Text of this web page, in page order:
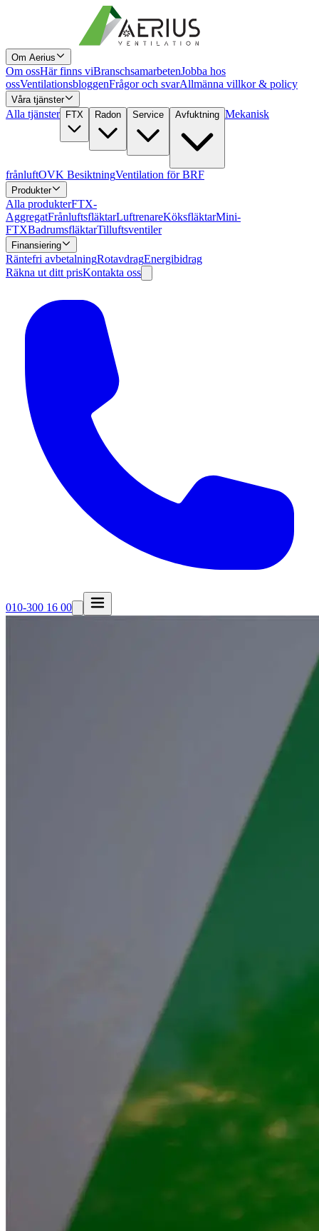
Om Aerius
Om ossHär finns viBranschsamarbetenJobba hos
ossVentilationsbloggenFrågor och svarAllmänna villkor & policy
Våra tjänster
Alla tjänster FTX Radon Service Avfuktning Mekanisk
frånluftOVK BesiktningVentilation för BRF
Produkter
Alla produkterFTX-
AggregatFrånluftsfläktarLuftrenareKöksfläktarMini-
FTXBadrumsfläktarTilluftsventiler
Finansiering
Räntefri avbetalningRotavdragEnergibidrag
Räkna ut ditt prisKontakta oss
010-300 16 00